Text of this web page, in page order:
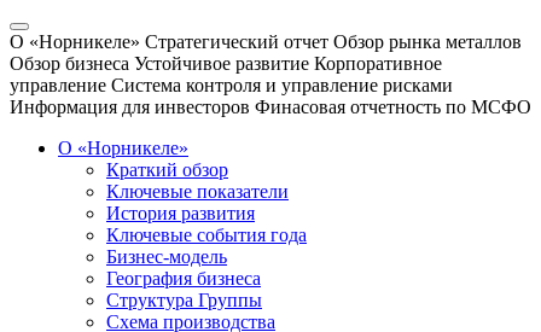
О «Норникеле» Стратегический отчет Обзор рынка металлов
Обзор бизнеса Устойчивое развитие Корпоративное
управление Система контроля и управление рисками
Информация для инвесторов Финасовая отчетность по МСФО
О «Норникеле»
Краткий обзор
Ключевые показатели
История развития
Ключевые события года
Бизнес-модель
География бизнеса
Структура Группы
Схема производства